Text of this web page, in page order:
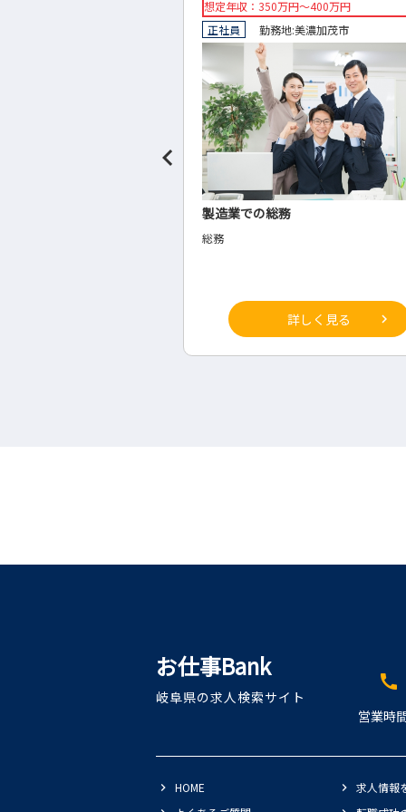
想定年収：500万円～600万円 (経験…
正社員
勤務地:岐阜市
税理士法人のＦＰコンサルティン
ＦＰコンサルティング部門
詳しく見る
お仕事Bank
岐阜県の求人検索サイト
call
営業時
HOME
求人情報